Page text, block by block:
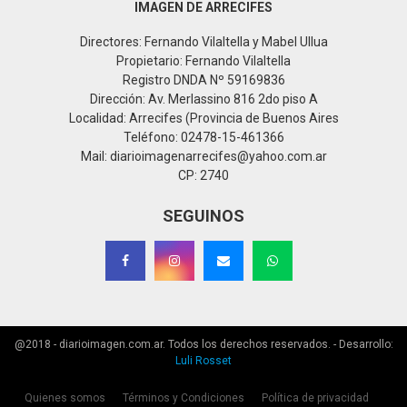
IMAGEN DE ARRECIFES
Directores: Fernando Vilaltella y Mabel Ullua
Propietario: Fernando Vilaltella
Registro DNDA Nº 59169836
Dirección: Av. Merlassino 816 2do piso A
Localidad: Arrecifes (Provincia de Buenos Aires
Teléfono: 02478-15-461366
Mail: diarioimagenarrecifes@yahoo.com.ar
CP: 2740
SEGUINOS
@2018 - diarioimagen.com.ar. Todos los derechos reservados. - Desarrollo:
Luli Rosset
Quienes somos Términos y Condiciones Política de privacidad